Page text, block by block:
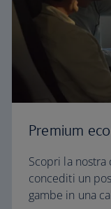
Premium
Scopri la nostra
concediti un
gambe in una